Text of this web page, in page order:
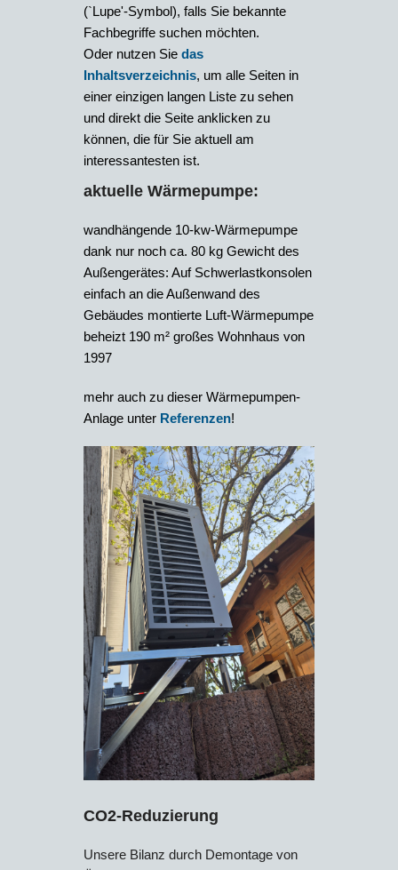
(`Lupe'-Symbol), falls Sie bekannte
Fachbegriffe suchen möchten.
Oder nutzen Sie das
Inhaltsverzeichnis, um alle Seiten in
einer einzigen langen Liste zu sehen
und direkt die Seite anklicken zu
können, die für Sie aktuell am
interessantesten ist.
aktuelle Wärmepumpe:
wandhängende 10-kw-Wärmepumpe
dank nur noch ca. 80 kg Gewicht des
Außengerätes: Auf Schwerlastkonsolen
einfach an die Außenwand des
Gebäudes montierte Luft-Wärmepumpe
beheizt 190 m² großes Wohnhaus von
1997
mehr auch zu dieser Wärmepumpen-
Anlage unter Referenzen!
CO2-Reduzierung
Unsere Bilanz durch Demontage von